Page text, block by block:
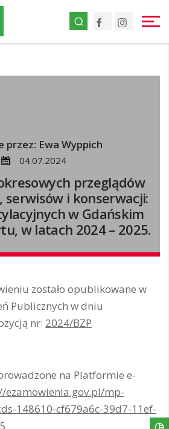
Facebook
przez: Ewa Wyppich
04.07.2024
przeglądów
serwisów i konserwacji:
w Gdańskim
w latach 2024 – 2025.
zostało opublikowane w
Publicznych w dniu
nr: 2024/BZP
na Platformie e-
ezamowienia.gov.pl/mp-
148610-cf679a6c-39d7-11ef-